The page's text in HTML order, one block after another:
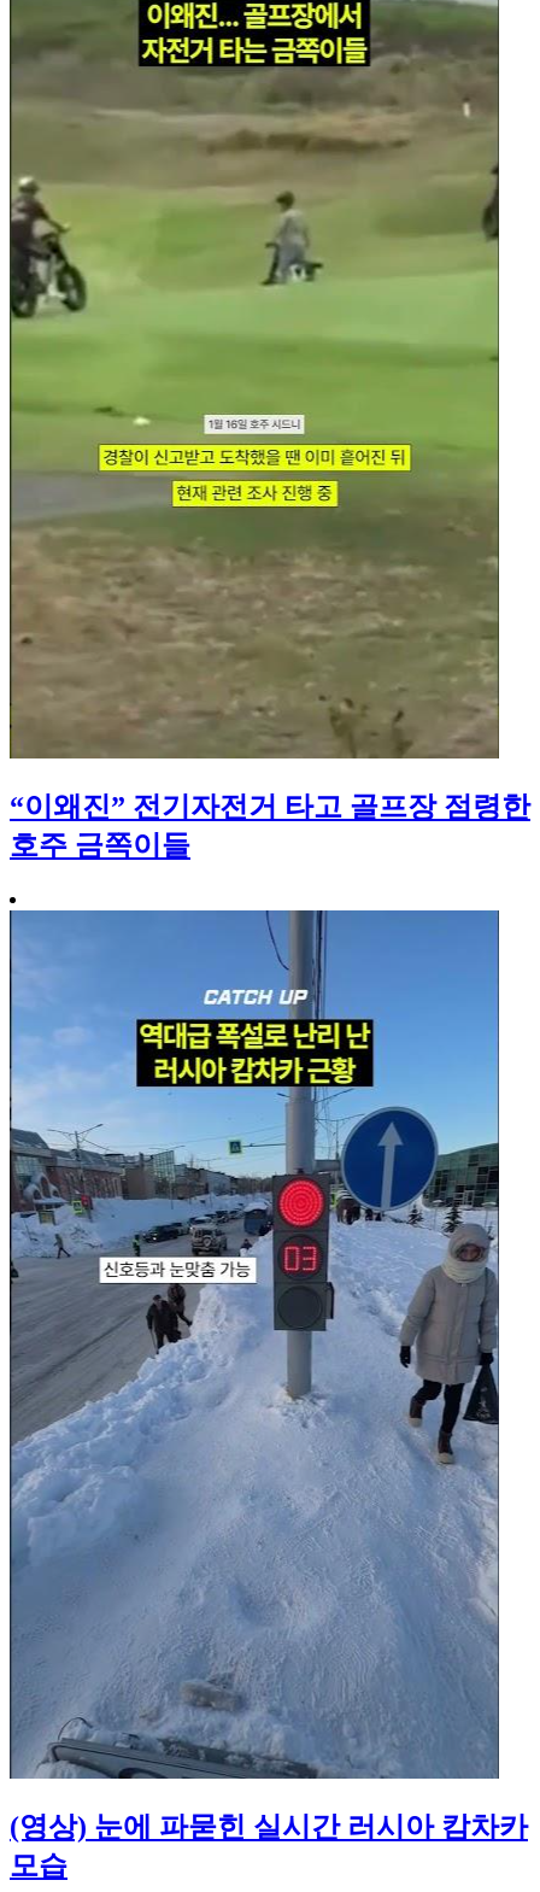
“이왜진” 전기자전거 타고 골프장 점령한
호주 금쪽이들
(영상) 눈에 파묻힌 실시간 러시아 캄차카
모습